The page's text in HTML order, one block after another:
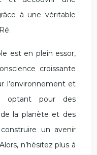
à une véritable
est en plein essor,
croissante
l’environnement et
optant pour des
la planète et des
un avenir
n’hésitez plus à